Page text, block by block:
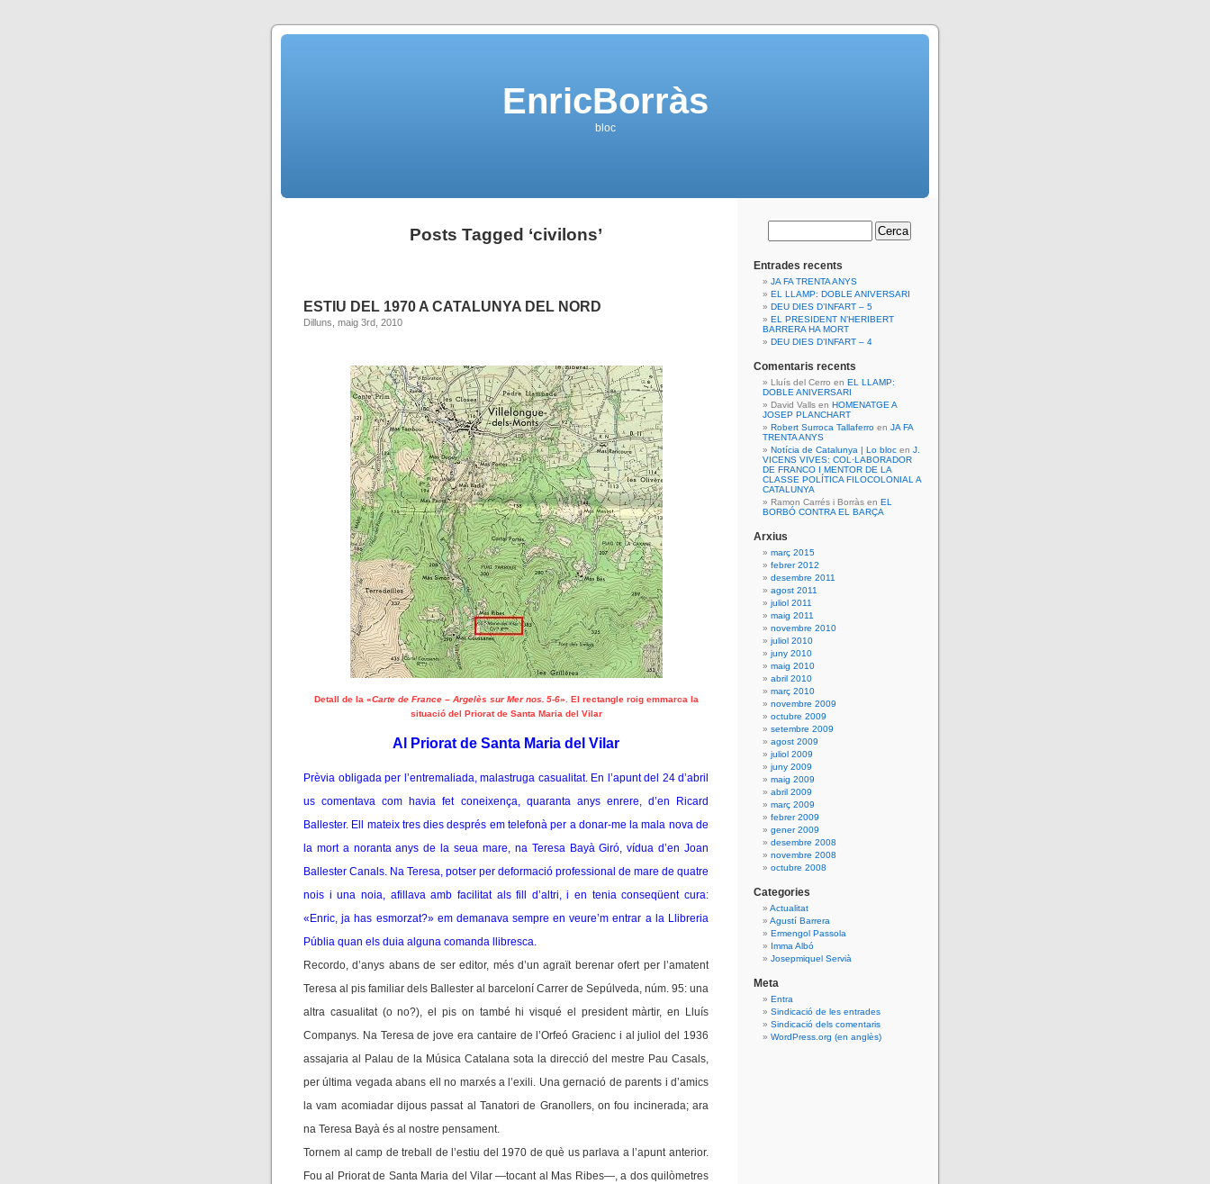
EnricBorràs
bloc
Posts Tagged ‘civilons’
ESTIU DEL 1970 A CATALUNYA DEL NORD
Dilluns, maig 3rd, 2010
Detall de la «Carte de France –Argelès sur Mer nos. 5-6». El rectangle roig emmarca la
situació del Priorat de Santa Maria del Vilar
Al Priorat de Santa Maria del Vilar
Prèvia obligada per l’entremaliada, malastruga casualitat. En l’apunt del 24 d’abril
us comentava com havia fet coneixença, quaranta anys enrere, d’en Ricard
Ballester. Ell mateix tres dies després em telefonà per a donar-me la mala nova de
la mort a noranta anys de la seua mare, na Teresa Bayà Giró, vídua d’en Joan
Ballester Canals. Na Teresa, potser per deformació professional de mare de quatre
nois i una noia, afillava amb facilitat als fill d’altri, i en tenia conseqüent cura:
«Enric, ja has esmorzat?» em demanava sempre en veure’m entrar a la Llibreria
Públia quan els duia alguna comanda llibresca.
Recordo, d’anys abans de ser editor, més d’un agraït berenar ofert per l’amatent
Teresa al pis familiar dels Ballester al barceloní Carrer de Sepúlveda, núm. 95: una
altra casualitat (o no?), el pis on també hi visqué el president màrtir, en Lluís
Companys. Na Teresa de jove era cantaire de l’Orfeó Gracienc i al juliol del 1936
assajaria al Palau de la Música Catalana sota la direcció del mestre Pau Casals,
per última vegada abans ell no marxés a l’exili. Una gernació de parents i d’amics
la vam acomiadar dijous passat al Tanatori de Granollers, on fou incinerada; ara
na Teresa Bayà és al nostre pensament.
Tornem al camp de treball de l’estiu del 1970 de què us parlava a l’apunt anterior.
Fou al Priorat de Santa Maria del Vilar —tocant al Mas Ribes—, a dos quilòmetres
Entrades recents
JA FA TRENTA ANYS
EL LLAMP: DOBLE ANIVERSARI
DEU DIES D’INFART – 5
EL PRESIDENT N’HERIBERT
BARRERA HA MORT
DEU DIES D’INFART – 4
Comentaris recents
Lluís del Cerro en EL LLAMP:
DOBLE ANIVERSARI
David Valls en HOMENATGE A
JOSEP PLANCHART
Robert Surroca Tallaferro en JA FA
TRENTA ANYS
Notícia de Catalunya | Lo bloc en J.
VICENS VIVES: COL·LABORADOR
DE FRANCO I MENTOR DE LA
CLASSE POLÍTICA FILOCOLONIAL A
CATALUNYA
Ramon Carrés i Borràs en EL
BORBÓ CONTRA EL BARÇA
Arxius
març 2015
febrer 2012
desembre 2011
agost 2011
juliol 2011
maig 2011
novembre 2010
juliol 2010
juny 2010
maig 2010
abril 2010
març 2010
novembre 2009
octubre 2009
setembre 2009
agost 2009
juliol 2009
juny 2009
maig 2009
abril 2009
març 2009
febrer 2009
gener 2009
desembre 2008
novembre 2008
octubre 2008
Categories
Actualitat
Agustí Barrera
Ermengol Passola
Imma Albó
Josepmiquel Servià
Meta
Entra
Sindicació de les entrades
Sindicació dels comentaris
WordPress.org (en anglès)